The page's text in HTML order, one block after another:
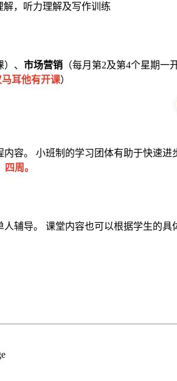
，听力理解及写作训练
、 市场营销 （每月第2及第4个星期一
马耳他有开课）
容。 小班制的学习团体有助于快速
周。
辅导。 课堂内容也可以根据学生的具